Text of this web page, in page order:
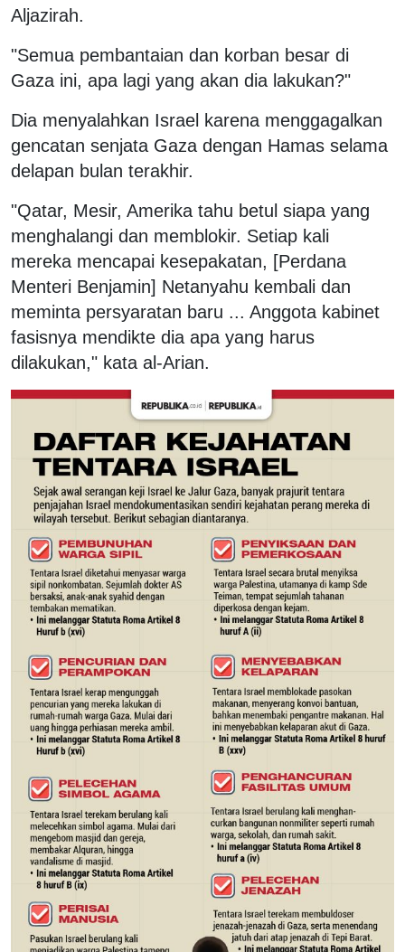
Aljazirah.
"Semua pembantaian dan korban besar di
Gaza ini, apa lagi yang akan dia lakukan?"
Dia menyalahkan Israel karena menggagalkan
gencatan senjata Gaza dengan Hamas selama
delapan bulan terakhir.
"Qatar, Mesir, Amerika tahu betul siapa yang
menghalangi dan memblokir. Setiap kali
mereka mencapai kesepakatan, [Perdana
Menteri Benjamin] Netanyahu kembali dan
meminta persyaratan baru ... Anggota kabinet
fasisnya mendikte dia apa yang harus
dilakukan," kata al-Arian.